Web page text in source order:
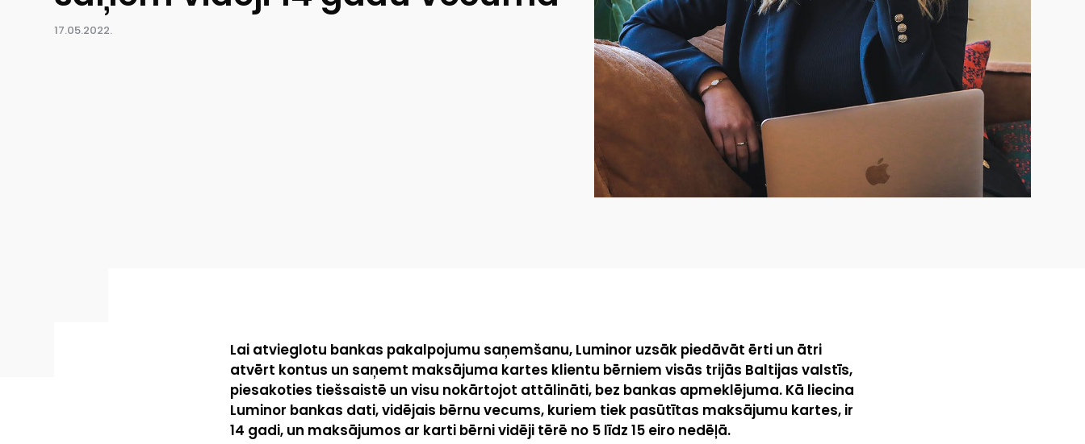
17.05.2022.
Lai atvieglotu bankas pakalpojumu saņemšanu, Luminor uzsāk piedāvāt ērti un ātri
atvērt kontus un saņemt maksājuma kartes klientu bērniem visās trijās Baltijas valstīs,
piesakoties tiešsaistē un visu nokārtojot attālināti, bez bankas apmeklējuma. Kā liecina
Luminor bankas dati, vidējais bērnu vecums, kuriem tiek pasūtītas maksājumu kartes, ir
14 gadi, un maksājumos ar karti bērni vidēji tērē no 5 līdz 15 eiro nedēļā.